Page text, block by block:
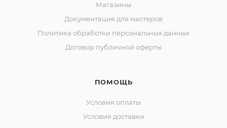
Магазины
Документация для мастеров
Политика обработки персональных данных
Договор публичной оферты
ПОМОЩЬ
Условия оплаты
Условия доставки